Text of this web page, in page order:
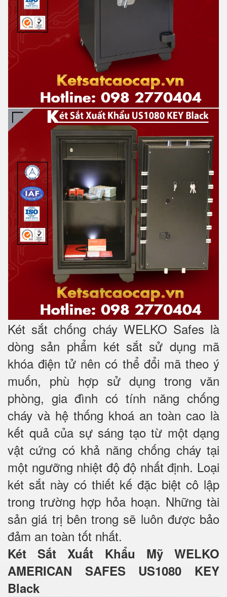
Két sắt chống cháy WELKO Safes là
dòng sản phẩm két sắt sử dụng mã
khóa điện tử nên có thể đổi mã theo ý
muốn, phù hợp sử dụng trong văn
phòng, gia đình có tính năng chống
cháy và hệ thống khoá an toàn cao là
kết quả của sự sáng tạo từ một dạng
vật cứng có khả năng chống cháy tại
một ngưỡng nhiệt độ độ nhất định. Loại
két sắt này có thiết kế đặc biệt cô lập
trong trường hợp hỏa hoạn. Những tài
sản giá trị bên trong sẽ luôn được bảo
đảm an toàn tốt nhất.
Két Sắt Xuất Khẩu Mỹ WELKO
AMERICAN SAFES US1080 KEY
Black